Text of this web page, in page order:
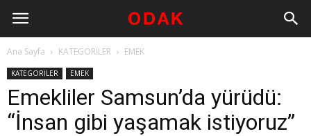
Ana Sayfa KATEGORİLER EMEK
KATEGORİLER EMEK
Emekliler Samsun’da yürüdü:
“İnsan gibi yaşamak istiyoruz”